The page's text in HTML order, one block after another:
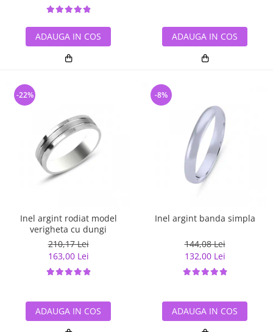
ADAUGA IN COS ADAUGA IN COS
Inel argint rodiat model
verigheta cu dungi
210,17 Lei
163,00 Lei
-22%
ADAUGA IN COS
Inel argint banda simpla
144,08 Lei
132,00 Lei
-8%
ADAUGA IN COS